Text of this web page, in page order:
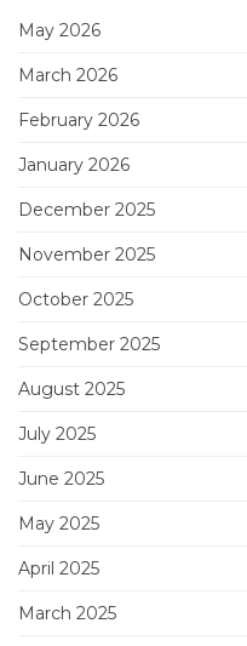
May 2026
March 2026
February 2026
January 2026
December 2025
November 2025
October 2025
September 2025
August 2025
July 2025
June 2025
May 2025
April 2025
March 2025